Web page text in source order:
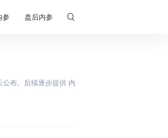

参 盘后内参
布。后续逐步提供 内